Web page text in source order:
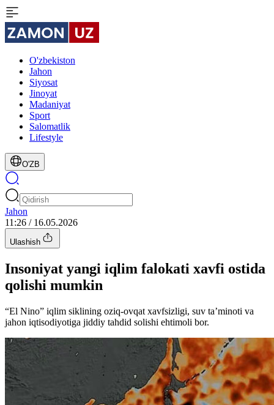
O'zbekiston
Jahon
Siyosat
Jinoyat
Madaniyat
Sport
Salomatlik
Lifestyle
O'ZB
Jahon
11:26 / 16.05.2026
Ulashish
Insoniyat yangi iqlim falokati xavfi ostida
qolishi mumkin
“El Nino” iqlim siklining oziq-ovqat xavfsizligi, suv ta’minoti va
jahon iqtisodiyotiga jiddiy tahdid solishi ehtimoli bor.